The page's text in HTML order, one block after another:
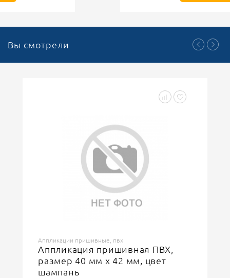
Вы смотрели
Аппликации пришивные, пвх
Аппликация пришивная ПВХ,
размер 40 мм х 42 мм, цвет
шампань